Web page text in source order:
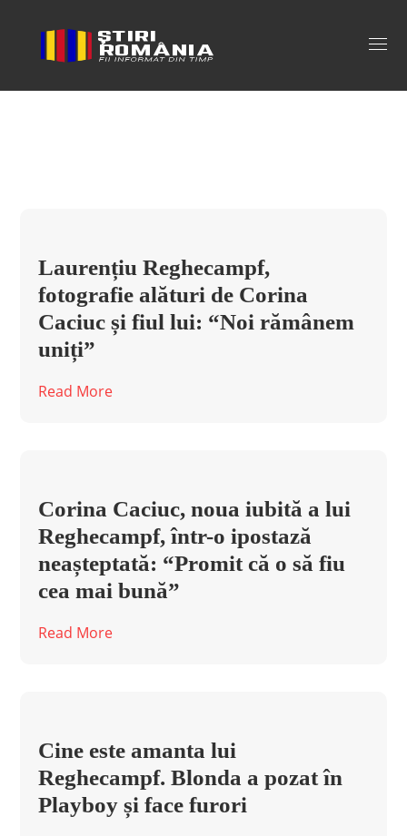
amanta reghecampf Tag
Laurențiu Reghecampf,
fotografie alături de Corina
Caciuc și fiul lui: “Noi rămânem
uniți”
Read More
Corina Caciuc, noua iubită a lui
Reghecampf, într-o ipostază
neașteptată: “Promit că o să fiu
cea mai bună”
Read More
Cine este amanta lui
Reghecampf. Blonda a pozat în
Playboy și face furori